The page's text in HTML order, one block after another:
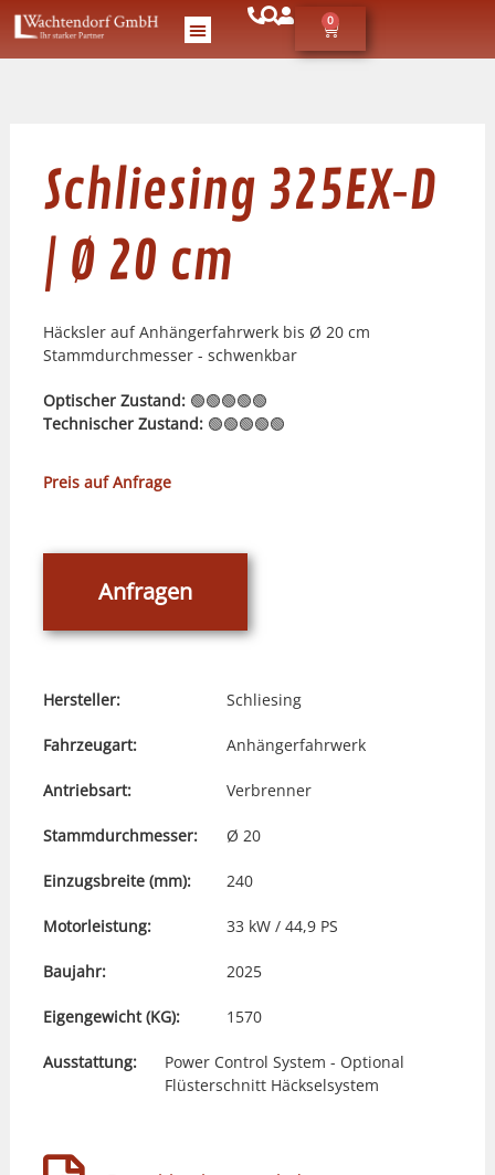
0
Schliesing 325EX‑D
| Ø 20 cm
Häcksler auf Anhängerfahrwerk bis Ø 20 cm
Stammdurchmesser - schwenkbar
Optischer Zustand:🟢🟢🟢🟢🟢
Technischer Zustand:🟢🟢🟢🟢🟢
Preis auf Anfrage
Anfragen
Hersteller: Schliesing
Fahrzeugart: Anhängerfahrwerk
Antriebsart: Verbrenner
Stammdurchmesser: Ø 20
Einzugsbreite (mm): 240
Motorleistung: 33 kW / 44,9 PS
Baujahr: 2025
Eigengewicht (KG): 1570
Ausstattung:
Power Control System - Optional
Flüsterschnitt Häckselsystem